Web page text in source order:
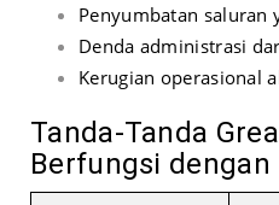
Penyumbatan
Denda administrasi
Kerugian operasional
Tanda-Tanda
Berfungsi dengan